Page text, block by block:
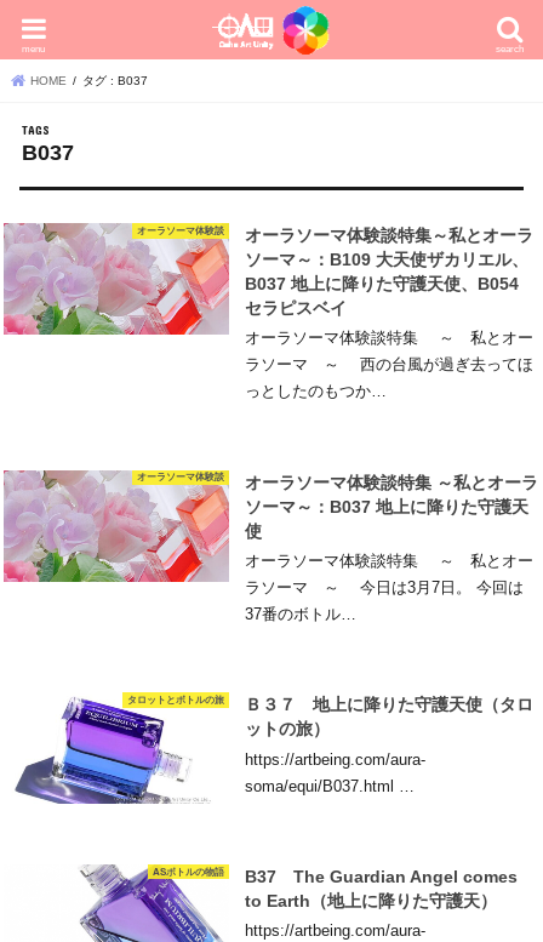
search
menu
HOME タグ : B037
B037
オーラソーマ体験談
オーラソーマ体験談特集～私とオーラ
ソーマ～：B109 大天使ザカリエル、
B037 地上に降りた守護天使、B054
セラピスベイ
オーラソーマ体験談特集 ～ 私とオー
ラソーマ ～ 西の台風が過ぎ去ってほ
っとしたのもつか…
オーラソーマ体験談
オーラソーマ体験談特集 ～私とオーラ
ソーマ～：B037 地上に降りた守護天
使
オーラソーマ体験談特集 ～ 私とオー
ラソーマ ～ 今日は3月7日。 今回は
37番のボトル…
タロットとボトルの旅
Ｂ３７ 地上に降りた守護天使（タロ
ットの旅）
https://artbeing.com/aura-
soma/equi/B037.html …
ASボトルの物語
B37 The Guardian Angel comes
to Earth（地上に降りた守護天）
https://artbeing.com/aura-